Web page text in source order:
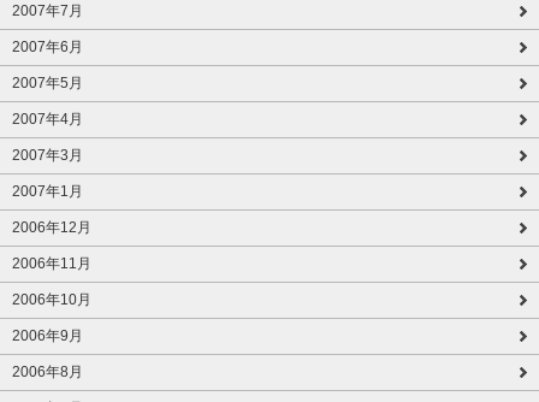
2007年7月
2007年6月
2007年5月
2007年4月
2007年3月
2007年1月
2006年12月
2006年11月
2006年10月
2006年9月
2006年8月